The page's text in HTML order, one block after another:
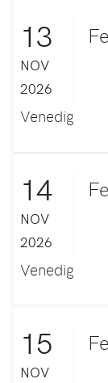
13
NOV
2026
Venedig
14
NOV
2026
Venedig
15
NOV